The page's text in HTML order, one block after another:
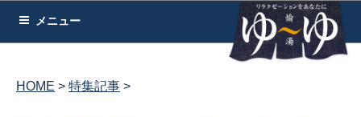
メニュー
HOME 特集記事